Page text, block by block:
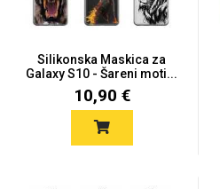
Silikonska Maskica za
Galaxy S10 - Šareni moti...
10,90 €